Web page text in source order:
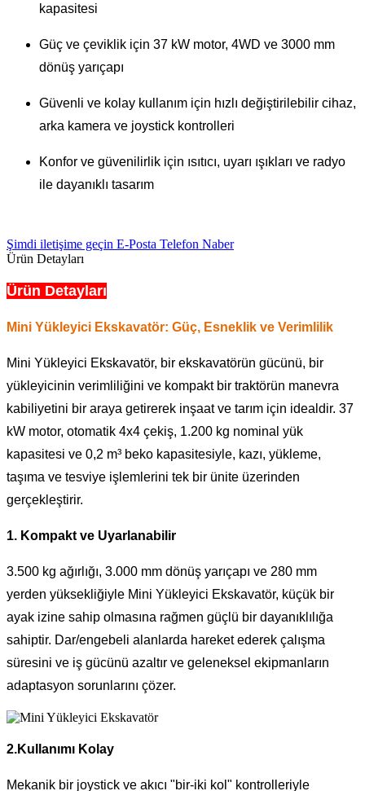
kapasitesi
Güç ve çeviklik için 37 kW motor, 4WD ve 3000 mm
dönüş yarıçapı
Güvenli ve kolay kullanım için hızlı değiştirilebilir cihaz,
arka kamera ve joystick kontrolleri
Konfor ve güvenilirlik için ısıtıcı, uyarı ışıkları ve radyo
ile dayanıklı tasarım
Şimdi iletişime geçin E-Posta Telefon Naber
Ürün Detayları
Ürün Detayları
Mini Yükleyici Ekskavatör: Güç, Esneklik ve Verimlilik
Mini Yükleyici Ekskavatör, bir ekskavatörün gücünü, bir
yükleyicinin verimliliğini ve kompakt bir traktörün manevra
kabiliyetini bir araya getirerek inşaat ve tarım için idealdir. 37
kW motor, otomatik 4x4 çekiş, 1.200 kg nominal yük
kapasitesi ve 0,2 m³ beko kapasitesiyle, kazı, yükleme,
taşıma ve tesviye işlemlerini tek bir ünite üzerinden
gerçekleştirir.
1. Kompakt ve Uyarlanabilir
3.500 kg ağırlığı, 3.000 mm dönüş yarıçapı ve 280 mm
yerden yüksekliğiyle Mini Yükleyici Ekskavatör, küçük bir
ayak izine sahip olmasına rağmen güçlü bir dayanıklılığa
sahiptir. Dar/engebeli alanlarda hareket ederek çalışma
süresini ve iş gücünü azaltır ve geleneksel ekipmanların
adaptasyon sorunlarını çözer.
2.Kullanımı Kolay
Mekanik bir joystick ve akıcı "bir-iki kol" kontrolleriyle